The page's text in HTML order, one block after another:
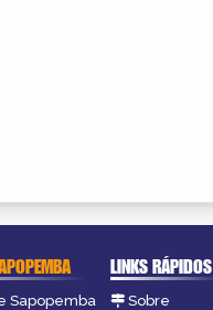
Sapopemba
LINKS RÁPIDOS
Sobre